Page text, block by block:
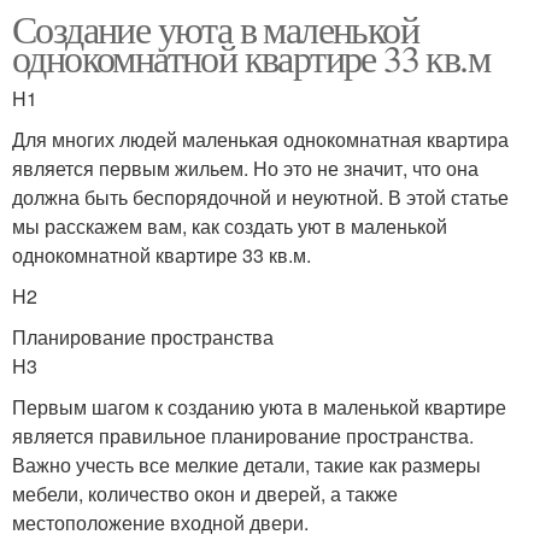
Создание уюта в маленькой
однокомнатной квартире 33 кв.м
H1
Для многих людей маленькая однокомнатная квартира
является первым жильем. Но это не значит, что она
должна быть беспорядочной и неуютной. В этой статье
мы расскажем вам, как создать уют в маленькой
однокомнатной квартире 33 кв.м.
H2
Планирование пространства
H3
Первым шагом к созданию уюта в маленькой квартире
является правильное планирование пространства.
Важно учесть все мелкие детали, такие как размеры
мебели, количество окон и дверей, а также
местоположение входной двери.